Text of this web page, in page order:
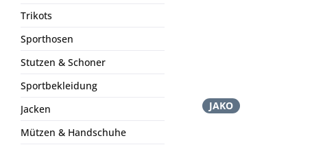
Trikots
Sporthosen
Stutzen & Schoner
Sportbekleidung
Jacken
Mützen & Handschuhe
JAKO